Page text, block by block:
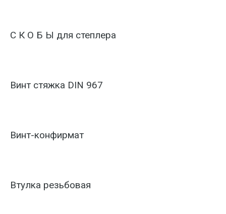
С К О Б Ы для степлера
Винт стяжка DIN 967
Винт-конфирмат
Втулка резьбовая